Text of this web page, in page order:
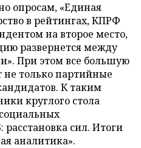
опросам, «Единая
в рейтингах, КПРФ
на второе место,
развернется между
При этом все большую
только партийные
К таким
круглого стола
сил. Итоги
аналитика».